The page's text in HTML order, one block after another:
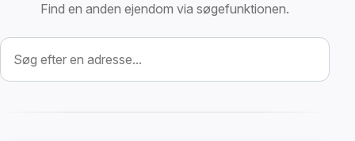
Find en anden ejendom via søgefunktionen.
Søg efter ejendom